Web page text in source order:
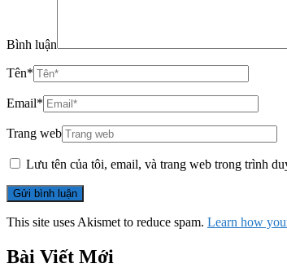
Bình luận
Tên*
Email*
Trang web
Lưu tên của tôi, email, và trang web trong trình
This site uses Akismet to reduce spam. Learn how
Bài Viết Mới